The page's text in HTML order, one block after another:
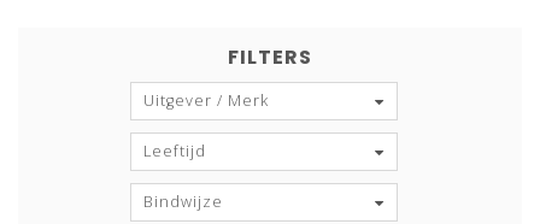
FILTERS
Uitgever / Merk
Leeftijd
Bindwijze